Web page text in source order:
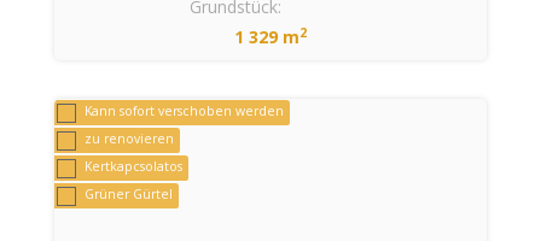
Grundstück:
1 329 m2
Kann sofort verschoben werden
zu renovieren
Kertkapcsolatos
Grüner Gürtel